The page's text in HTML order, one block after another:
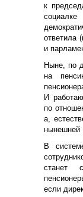
к
ответила
и
Ныне, по
на
И
по
а,
нынешней
В
станет
если